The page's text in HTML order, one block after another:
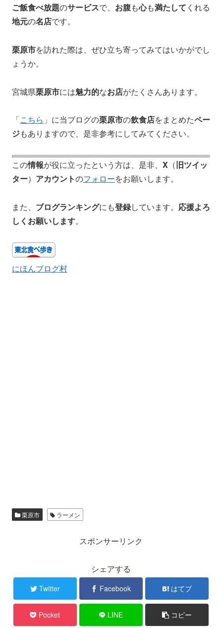
ご飯食べ放題のサービスで、 お腹も心も満たして くれる
地元の名店です。
栗原市を訪れた際は、ぜひ立ち寄ってみてはいかがでし
ょうか。
宮城県栗原市には魅力的なお店がたくさんあります。
「こちら 」に当ブログの栗原市の飲食店をまとめたペー
ジもありますので、是非参考にしてみてください。
この情報が役に立ったという方は、是非、 X （旧ツイッ
ター） アカウントのフォローをお願いします。
また、 ブログランキングにも登録しています。 応援よろ
しくお願いします。
にほんブログ村
栗原市 ラーメン
スポンサーリンク
シェアする
Twitter Facebook はてブ
Pocket LINE コピー